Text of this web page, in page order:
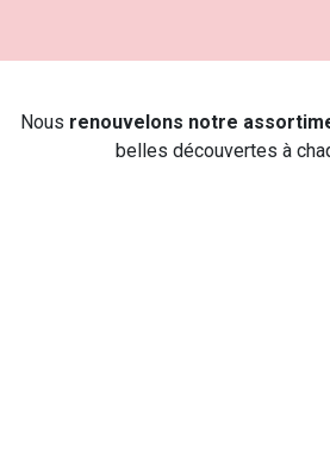
Nous renouvelons notre
belles découvertes à